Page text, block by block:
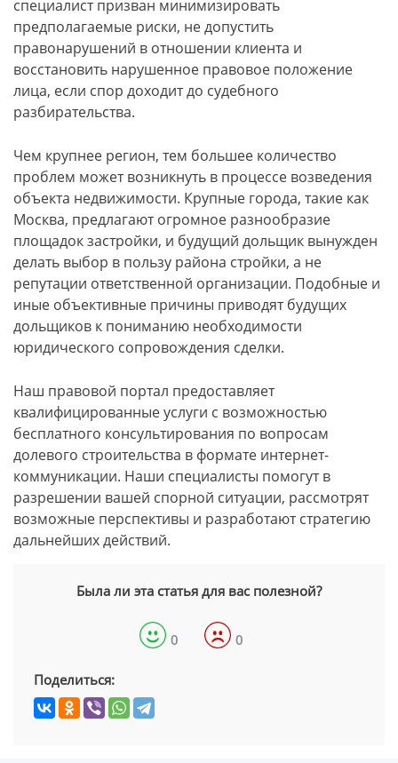
специалист призван минимизировать
предполагаемые риски, не допустить
правонарушений в отношении клиента и
восстановить нарушенное правовое положение
лица, если спор доходит до судебного
разбирательства.
Чем крупнее регион, тем большее количество
проблем может возникнуть в процессе возведения
объекта недвижимости. Крупные города, такие как
Москва, предлагают огромное разнообразие
площадок застройки, и будущий дольщик вынужден
делать выбор в пользу района стройки, а не
репутации ответственной организации. Подобные и
иные объективные причины приводят будущих
дольщиков к пониманию необходимости
юридического сопровождения сделки.
Наш правовой портал предоставляет
квалифицированные услуги с возможностью
бесплатного консультирования по вопросам
долевого строительства в формате интернет-
коммуникации. Наши специалисты помогут в
разрешении вашей спорной ситуации, рассмотрят
возможные перспективы и разработают стратегию
дальнейших действий.
Была ли эта статья для вас полезной?
0 0
Поделиться: